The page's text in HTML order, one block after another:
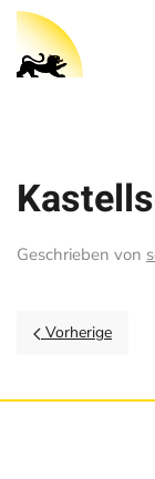
Geschrieben von
Vorherige